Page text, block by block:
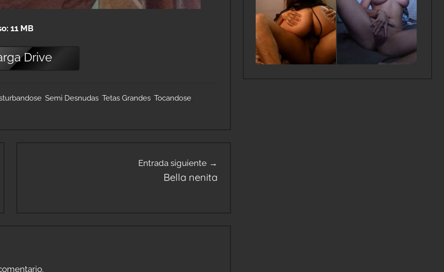
11 MB
Drive
, Semi Desnudas, Tetas Grandes, Tocandose,
Entrada siguiente
Bella nenita